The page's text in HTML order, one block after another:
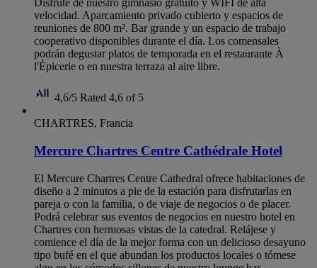
Disfrute de nuestro gimnasio gratuito y WIFI de alta
velocidad. Aparcamiento privado cubierto y espacios de
reuniones de 800 m². Bar grande y un espacio de trabajo
cooperativo disponibles durante el día. Los comensales
podrán degustar platos de temporada en el restaurante À
l'Épicerie o en nuestra terraza al aire libre.
4,6/5 Rated 4,6 of 5
CHARTRES, Francia
Mercure Chartres Centre Cathédrale Hotel
El Mercure Chartres Centre Cathedral ofrece habitaciones de
diseño a 2 minutos a pie de la estación para disfrutarlas en
pareja o con la familia, o de viaje de negocios o de placer.
Podrá celebrar sus eventos de negocios en nuestro hotel en
Chartres con hermosas vistas de la catedral. Relájese y
comience el día de la mejor forma con un delicioso desayuno
tipo bufé en el que abundan los productos locales o tómese